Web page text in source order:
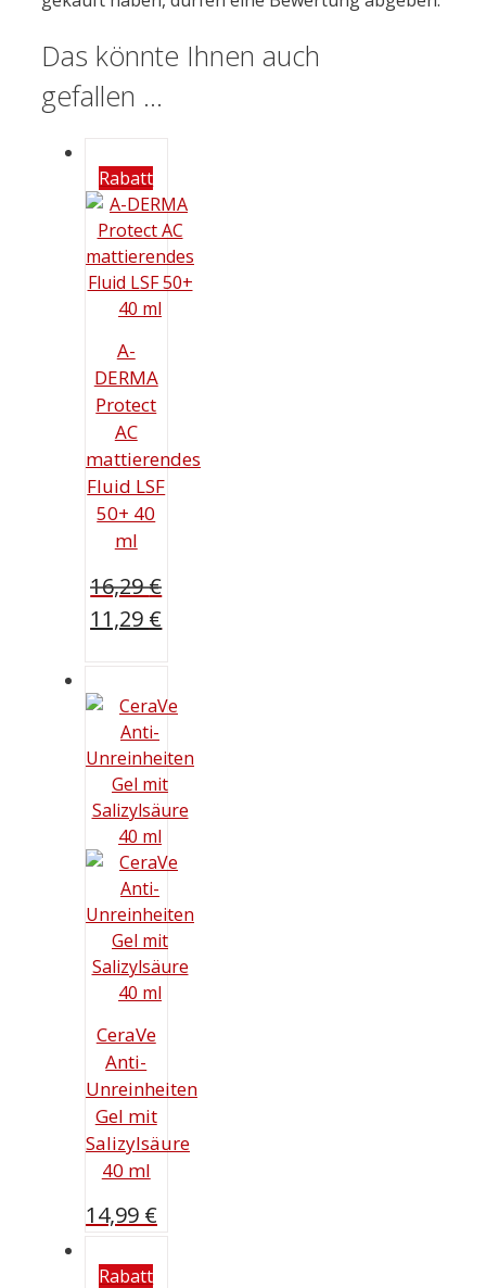
Das könnte Ihnen auch
gefallen …
Rabatt
A-
DERMA
Protect
AC
mattierendes
Fluid LSF
50+ 40
ml
16,29€
Ursprünglicher
16,29 €
11,29 €
ist:
11,29 €.
CeraVe
Anti-
Unreinheiten
Gel mit
Salizylsäure
40 ml
14,99 €
Rabatt